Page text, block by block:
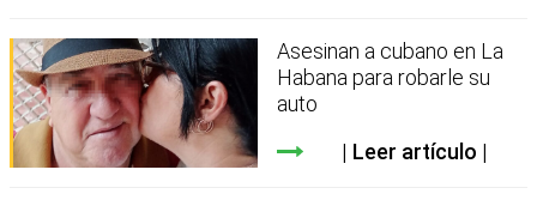
Asesinan a cubano en La
Habana para robarle su
auto
Leer artículo